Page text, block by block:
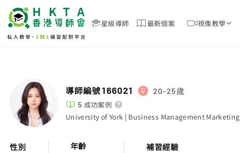
星級導師 最新個案 視像教學
導師編號166021
20-25歲
5 成功案例
University of York | Business Management Marketing
性別 年齡 補習經驗